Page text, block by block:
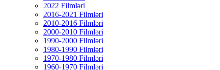
2022 Filmləri
2016-2021 Filmləri
2010-2016 Filmləri
2000-2010 Filmləri
1990-2000 Filmləri
1980-1990 Filmləri
1970-1980 Filmləri
1960-1970 Filmləri